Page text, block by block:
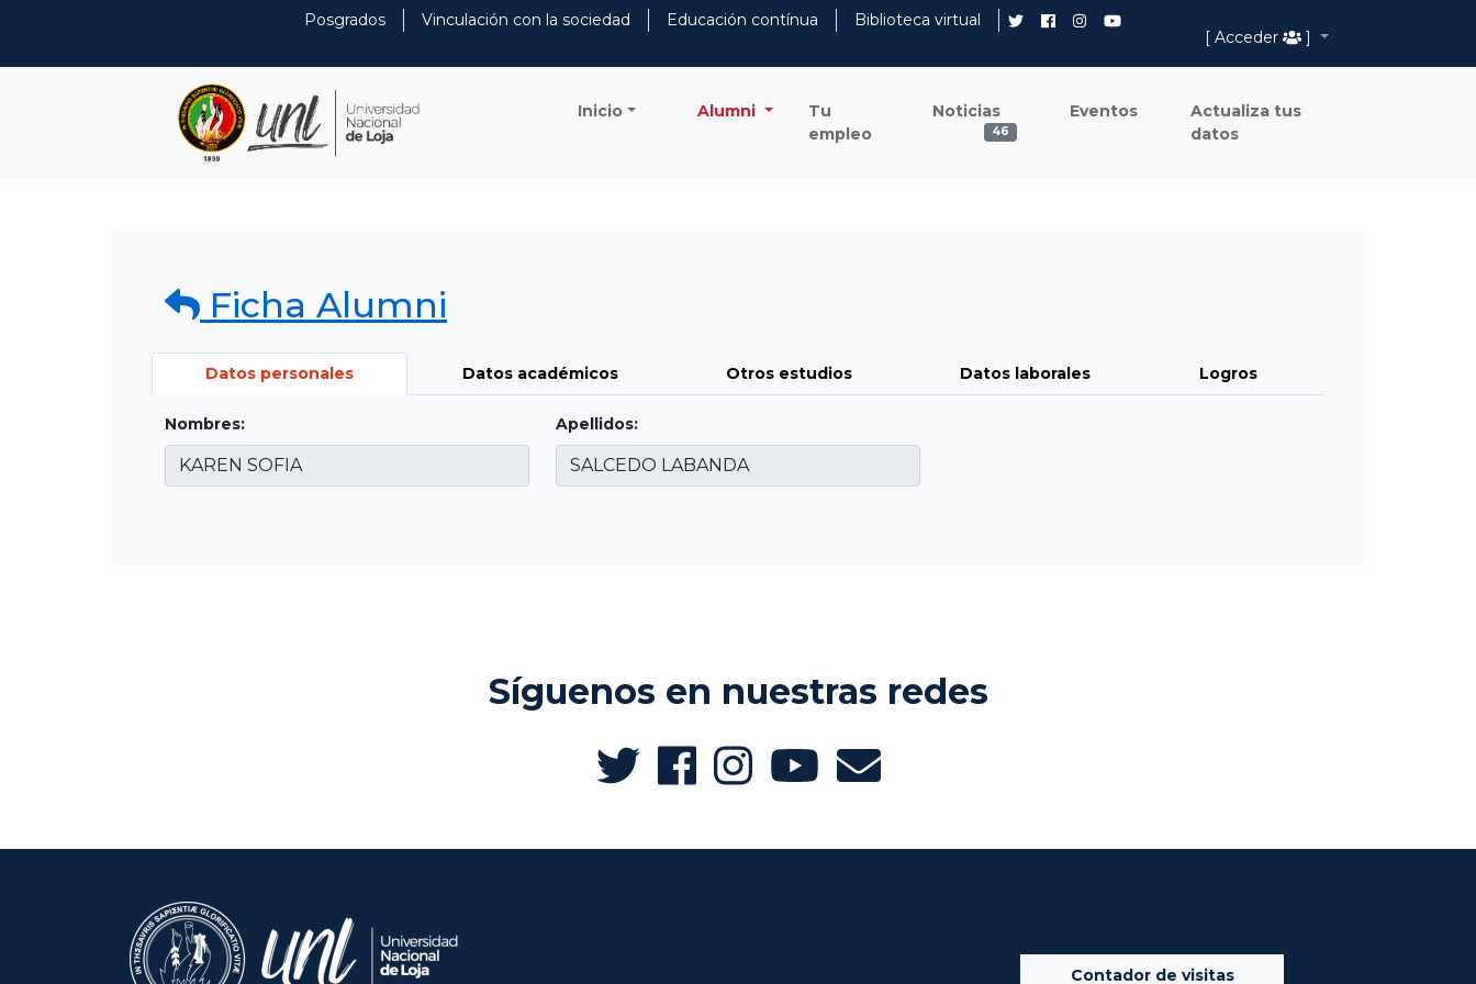
Posgrados Vinculación con la sociedad Educación contínua
Biblioteca virtual
[ Acceder
]
Inicio Alumni
Tu
empleo
Noticias
46
Eventos
Actualiza tus
datos
Ficha Alumni
Datos personales Datos académicos Otros estudios Datos laborales Logros
Nombres: Apellidos:
Síguenos en nuestras redes
Contador de visitas